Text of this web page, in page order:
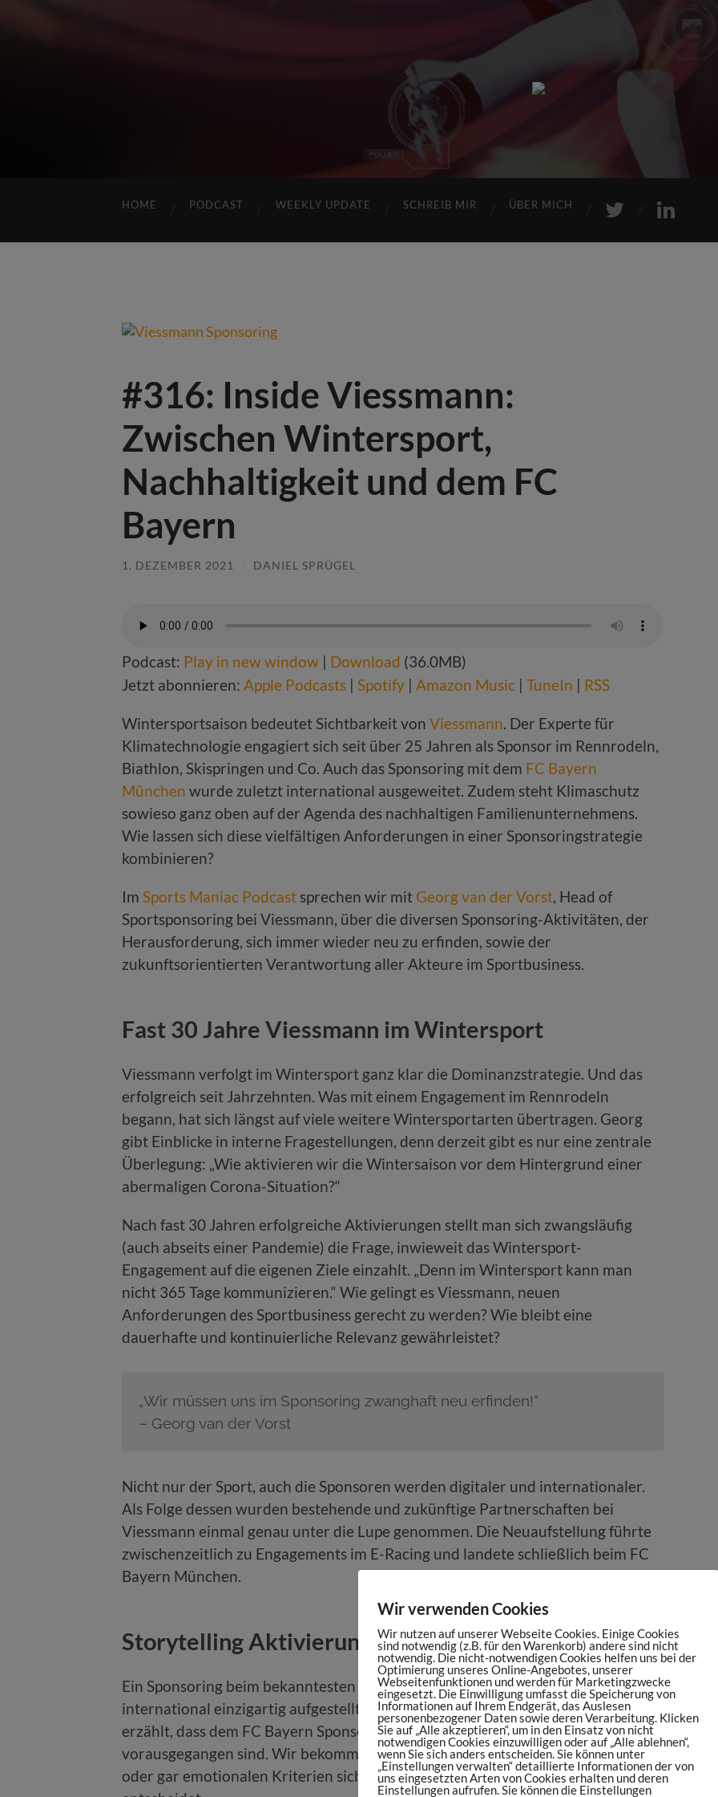
HOME PODCAST WEEKLY UPDATE SCHREIB MIR ÜBER MICH
#316: Inside Viessmann:
Zwischen Wintersport,
Nachhaltigkeit und dem FC
Bayern
1. DEZEMBER 2021 DANIEL SPRÜGEL
Podcast: Play in new window | Download (36.0MB)
Jetzt abonnieren: Apple Podcasts | Spotify | Amazon Music | TuneIn | RSS
Wintersportsaison bedeutet Sichtbarkeit von Viessmann. Der Experte für
Klimatechnologie engagiert sich seit über 25 Jahren als Sponsor im Rennrodeln,
Biathlon, Skispringen und Co. Auch das Sponsoring mit dem FC Bayern
München wurde zuletzt international ausgeweitet. Zudem steht Klimaschutz
sowieso ganz oben auf der Agenda des nachhaltigen Familienunternehmens.
Wie lassen sich diese vielfältigen Anforderungen in einer Sponsoringstrategie
kombinieren?
Im Sports Maniac Podcast sprechen wir mit Georg van der Vorst, Head of
Sportsponsoring bei Viessmann, über die diversen Sponsoring-Aktivitäten, der
Herausforderung, sich immer wieder neu zu erfinden, sowie der
zukunftsorientierten Verantwortung aller Akteure im Sportbusiness.
Fast 30 Jahre Viessmann im Wintersport
Viessmann verfolgt im Wintersport ganz klar die Dominanzstrategie. Und das
erfolgreich seit Jahrzehnten. Was mit einem Engagement im Rennrodeln
begann, hat sich längst auf viele weitere Wintersportarten übertragen. Georg
gibt Einblicke in interne Fragestellungen, denn derzeit gibt es nur eine zentrale
Überlegung: „Wie aktivieren wir die Wintersaison vor dem Hintergrund einer
abermaligen Corona-Situation?“
Nach fast 30 Jahren erfolgreiche Aktivierungen stellt man sich zwangsläufig
(auch abseits einer Pandemie) die Frage, inwieweit das Wintersport-
Engagement auf die eigenen Ziele einzahlt. „Denn im Wintersport kann man
nicht 365 Tage kommunizieren.“ Wie gelingt es Viessmann, neuen
Anforderungen des Sportbusiness gerecht zu werden? Wie bleibt eine
dauerhafte und kontinuierliche Relevanz gewährleistet?
„Wir müssen uns im Sponsoring zwanghaft neu erfinden!“
– Georg van der Vorst
Nicht nur der Sport, auch die Sponsoren werden digitaler und internationaler.
Als Folge dessen wurden bestehende und zukünftige Partnerschaften bei
Viessmann einmal genau unter die Lupe genommen. Die Neuaufstellung führte
zwischenzeitlich zu Engagements im E-Racing und landete schließlich beim FC
Bayern München.
Storytelling Aktivierungen mit FC Bayern Legenden
Ein Sponsoring beim bekanntesten deutschen Fußballclub, der zudem
international einzigartig aufgestellt ist, klingt erstmal alternativlos. Doch Georg
erzählt, dass dem FC Bayern Sponsoring lange strategische Entscheidungen
vorausgegangen sind. Wir bekommen einen Einblick, nach welchen rationalen
oder gar emotionalen Kriterien sich Viessmann für oder gegen ein Sponsoring
Wir verwenden Cookies
Wir nutzen auf unserer Webseite Cookies. Einige Cookies
sind notwendig (z.B. für den Warenkorb) andere sind nicht
notwendig. Die nicht-notwendigen Cookies helfen uns bei der
Optimierung unseres Online-Angebotes, unserer
Webseitenfunktionen und werden für Marketingzwecke
eingesetzt. Die Einwilligung umfasst die Speicherung von
Informationen auf Ihrem Endgerät, das Auslesen
personenbezogener Daten sowie deren Verarbeitung. Klicken
Sie auf „Alle akzeptieren“, um in den Einsatz von nicht
notwendigen Cookies einzuwilligen oder auf „Alle ablehnen“,
wenn Sie sich anders entscheiden. Sie können unter
„Einstellungen verwalten“ detaillierte Informationen der von
uns eingesetzten Arten von Cookies erhalten und deren
Einstellungen aufrufen. Sie können die Einstellungen